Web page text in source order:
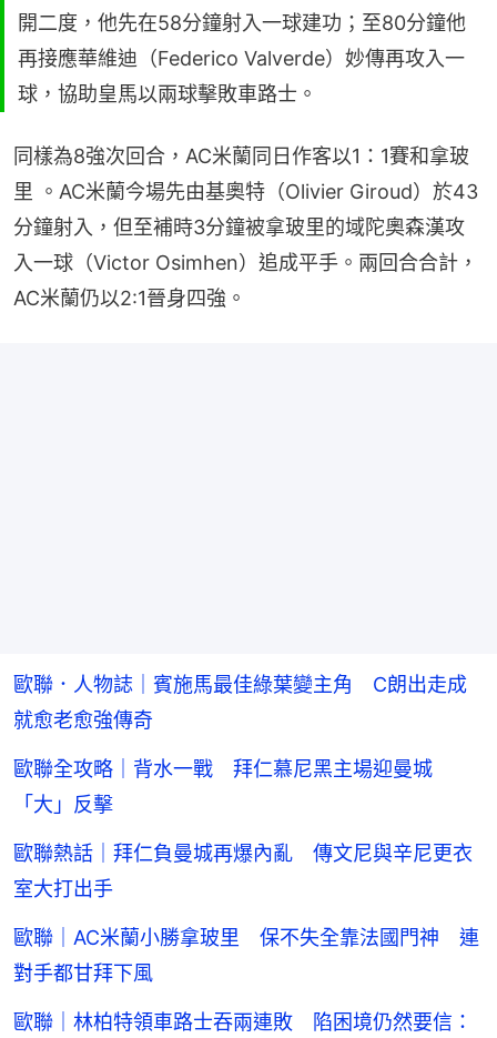
開二度，他先在58分鐘射入一球建功；至80分鐘他
再接應華維迪（Federico Valverde）妙傳再攻入一
球，協助皇馬以兩球擊敗車路士。
同樣為8強次回合，AC米蘭同日作客以1：1賽和拿玻
里 。AC米蘭今場先由基奧特（Olivier Giroud）於43
分鐘射入，但至補時3分鐘被拿玻里的域陀奧森漢攻
入一球（Victor Osimhen）追成平手。兩回合合計，
AC米蘭仍以2:1晉身四強。
歐聯．人物誌｜賓施馬最佳綠葉變主角 C朗出走成
就愈老愈強傳奇
歐聯全攻略｜背水一戰 拜仁慕尼黑主場迎曼城
「大」反擊
歐聯熱話｜拜仁負曼城再爆內亂 傳文尼與辛尼更衣
室大打出手
歐聯｜AC米蘭小勝拿玻里 保不失全靠法國門神 連
對手都甘拜下風
歐聯｜林柏特領車路士吞兩連敗 陷困境仍然要信：